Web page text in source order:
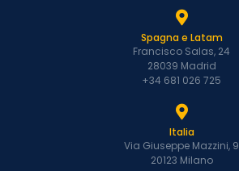
Spagna e Latam
Francisco Salas, 24
28039 Madrid
+34 681 026 725
Italia
Via Giuseppe Mazzini, 9
20123 Milano